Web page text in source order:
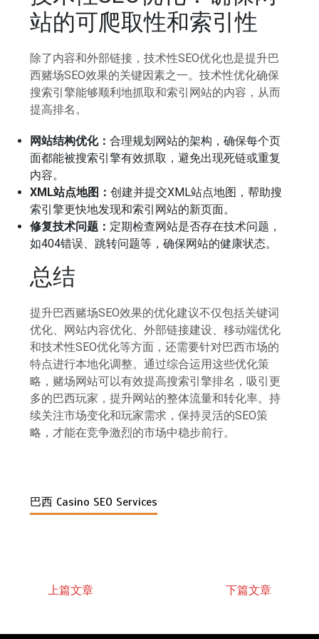
站的可爬取性和索引性
除了内容和外部链接，技术性SEO优化也是提升巴
西赌场SEO效果的关键因素之一。技术性优化确保
搜索引擎能够顺利地抓取和索引网站的内容，从而
提高排名。
网站结构优化：合理规划网站的架构，确保每个页
面都能被搜索引擎有效抓取，避免出现死链或重复
内容。
XML站点地图：创建并提交XML站点地图，帮助搜
索引擎更快地发现和索引网站的新页面。
修复技术问题： 定期检查网站是否存在技术问题，
如404错误、跳转问题等，确保网站的健康状态。
总结
提升巴西赌场SEO效果的优化建议不仅包括关键词
优化、网站内容优化、外部链接建设、移动端优化
和技术性SEO优化等方面，还需要针对巴西市场的
特点进行本地化调整。通过综合运用这些优化策
略，赌场网站可以有效提高搜索引擎排名，吸引更
多的巴西玩家，提升网站的整体流量和转化率。持
续关注市场变化和玩家需求，保持灵活的SEO策
略，才能在竞争激烈的市场中稳步前行。
巴西 Casino SEO Services
上篇文章 下篇文章